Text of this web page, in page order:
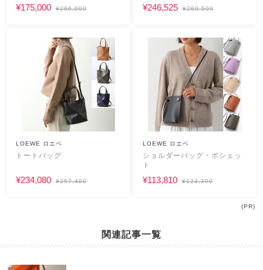
¥175,000 ¥266,000 ¥246,525 ¥269,500
LOEWE ロエベ
トートバッグ
¥234,080 ¥257,400
LOEWE ロエベ
ショルダーバッグ・ポシェッ
ト
¥113,810 ¥124,300
(PR)
関連記事一覧